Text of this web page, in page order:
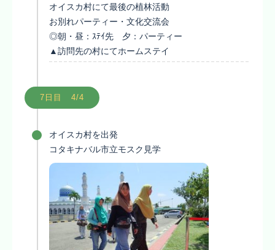
オイスカ村にて最後の植林活動
お別れパーティー・文化交流会
◎朝・昼：ｽﾃｲ先 夕：パーティー
▲訪問先の村にてホームステイ
7日目 4/4
オイスカ村を出発
コタキナバル市立モスク見学